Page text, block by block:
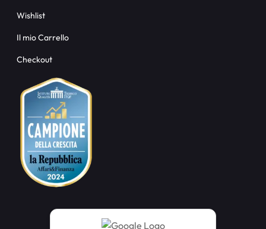
Wishlist
Il mio Carrello
Checkout